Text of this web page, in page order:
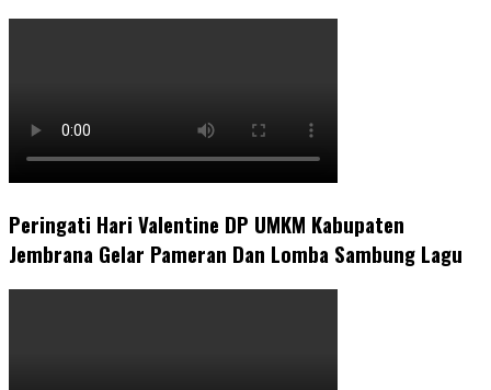
Peringati Hari Valentine DP UMKM Kabupaten
Jembrana Gelar Pameran Dan Lomba Sambung Lagu